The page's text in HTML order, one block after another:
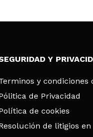
Y
y condiciones
de Privacidad
de cookies
de litigios en